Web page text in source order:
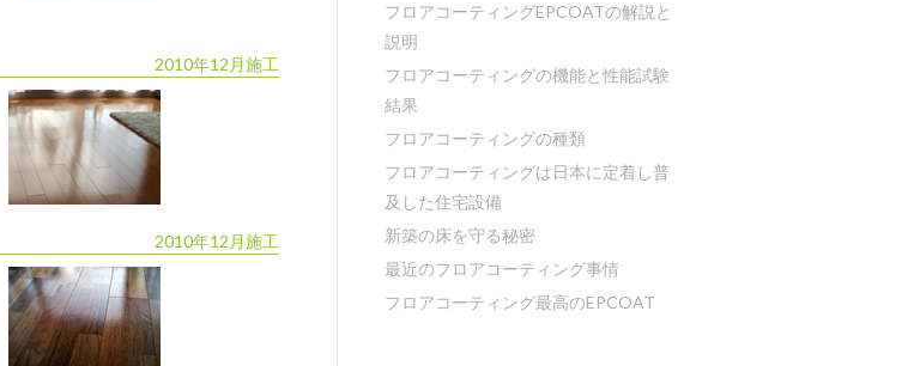
2010年12月施工
2010年12月施工
フロアコーティングEPCOATの解説と
説明
フロアコーティングの機能と性能試験
結果
フロアコーティングの種類
フロアコーティングは日本に定着し普
及した住宅設備
新築の床を守る秘密
最近のフロアコーティング事情
フロアコーティング最高のEPCOAT